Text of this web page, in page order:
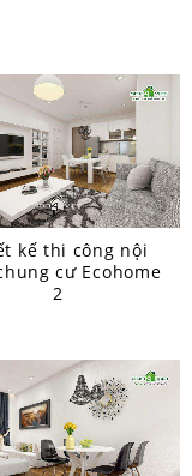
kế thi công nội
cư Ecohome
2